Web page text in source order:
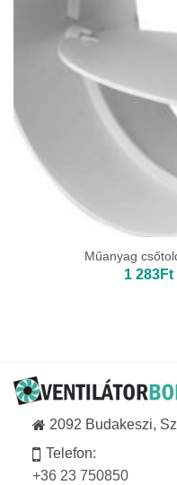
Műanyag
1 283Ft
2092 Budakeszi,
Telefon:
+36 23 750850